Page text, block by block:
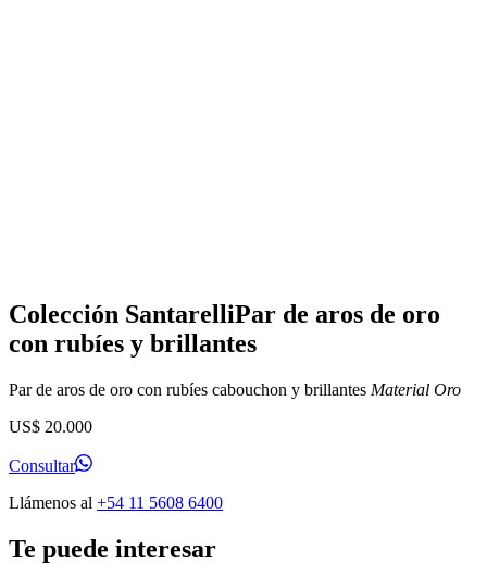
Colección SantarelliPar de aros de oro
con rubíes y brillantes
Par de aros de oro con rubíes cabouchon y brillantes Material Oro
US$ 20.000
Consultar
Llámenos al +54 11 5608 6400
Te puede interesar